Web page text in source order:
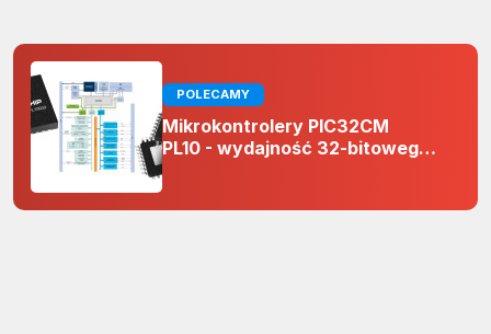
POLECAMY
Mikrokontrolery PIC32CM
PL10 - wydajność 32-bitowego
projektach 5 V